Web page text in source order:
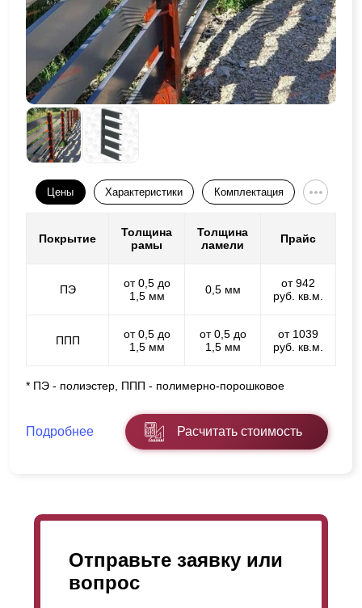
Цены Характеристики Комплектация
Покрытие
Толщина
рамы
Толщина
ламели
Прайс
ПЭ
от 0,5 до
1,5 мм
0,5 мм
от 942
руб. кв.м.
ППП
от 0,5 до
1,5 мм
от 0,5 до
1,5 мм
от 1039
руб. кв.м.
* ПЭ - полиэстер, ППП - полимерно-порошковое
Подробнее Расчитать стоимость
Отправьте заявку или
вопрос